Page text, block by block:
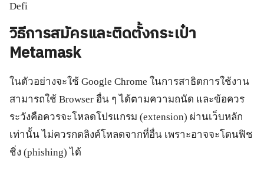
Defi
วิธีการสมัครและติดตั้งกระเป๋า
Metamask
ในตัวอย่างจะใช้ Google Chrome ในการสาธิตการใช้งาน
สามารถใช้ Browser อื่น ๆ ได้ตามความถนัด และข้อควร
ระวังคือควรจะโหลดโปรแกรม (extension) ผ่านเว็บหลัก
เท่านั้น ไม่ควรกดลิงค์โหลดจากที่อื่น เพราะอาจจะโดนฟิช
ชิ่ง (phishing) ได้